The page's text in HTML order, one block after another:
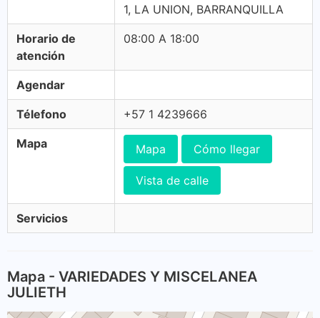
1, LA UNION, BARRANQUILLA
Horario de
atención
08:00 A 18:00
Agendar
Télefono +57 1 4239666
Mapa Mapa Cómo llegar
Vista de calle
Servicios
Mapa - VARIEDADES Y MISCELANEA
JULIETH